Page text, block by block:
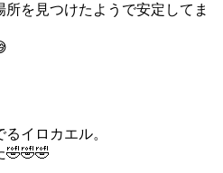
を見つけたようで安定してま
イロカエル。
🤣🤣🤣